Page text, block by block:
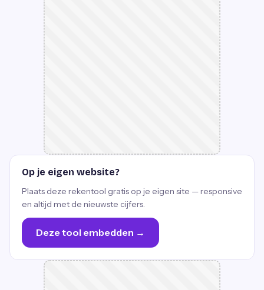
Op je eigen website?
Plaats deze rekentool gratis op je eigen site — responsive
en altijd met de nieuwste cijfers.
Deze tool embedden →